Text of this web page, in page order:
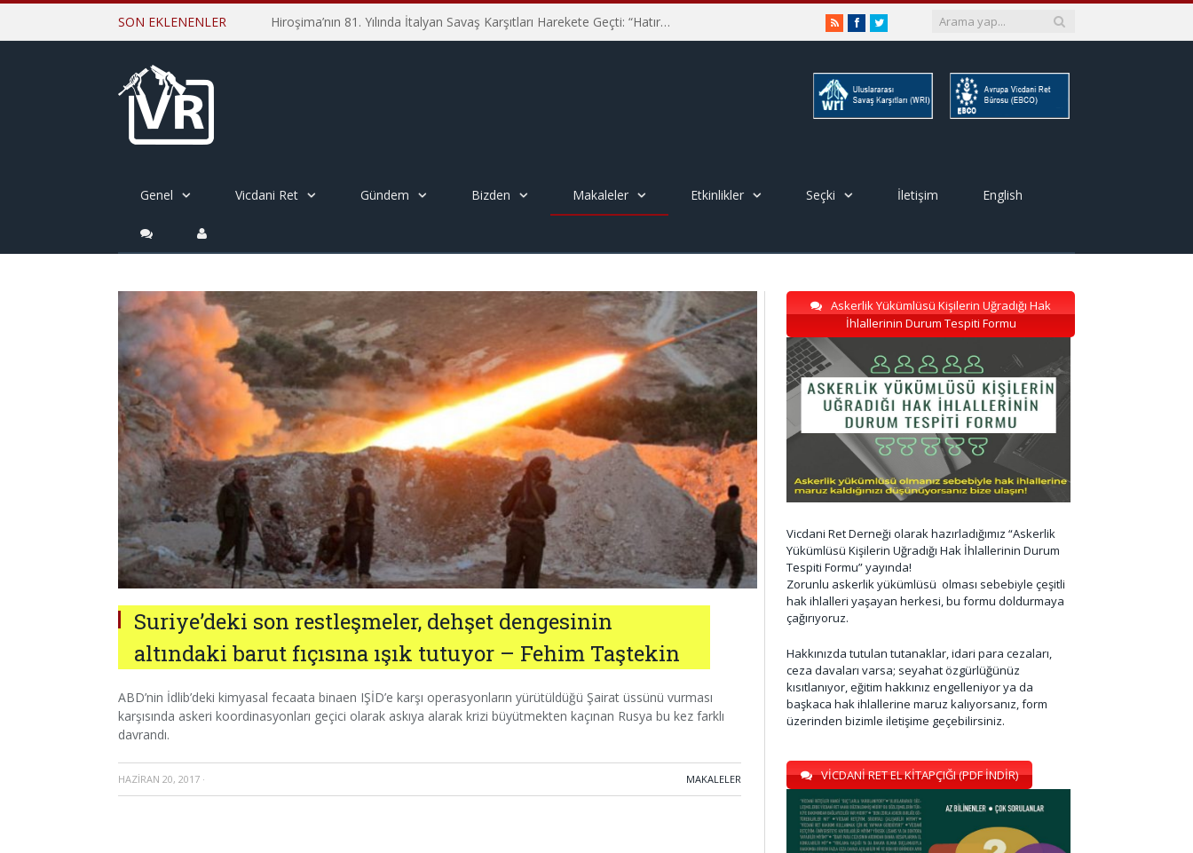
SON EKLENENLER Hiroşima’nın 81. Yılında İtalyan Savaş Karşıtları Harekete Geçti: “Hatırlamak yeterli değil” RSSFacebookTwitter
Genel Vicdani Ret Gündem Bizden Makaleler Etkinlikler Seçki İletişim English
Suriye’deki son restleşmeler, dehşet dengesinin
altındaki barut fıçısına ışık tutuyor – Fehim Taştekin
ABD’nin İdlib’deki kimyasal fecaata binaen IŞİD’e karşı operasyonların yürütüldüğü Şairat üssünü vurması
karşısında askeri koordinasyonları geçici olarak askıya alarak krizi büyütmekten kaçınan Rusya bu kez farklı
davrandı.
HAZIRAN 20, 2017 · MAKALELER
Askerlik Yükümlüsü Kişilerin Uğradığı Hak
İhlallerinin Durum Tespiti Formu
Vicdani Ret Derneği olarak hazırladığımız “Askerlik
Yükümlüsü Kişilerin Uğradığı Hak İhlallerinin Durum
Tespiti Formu” yayında!
Zorunlu askerlik yükümlüsü olması sebebiyle çeşitli
hak ihlalleri yaşayan herkesi, bu formu doldurmaya
çağırıyoruz.
Hakkınızda tutulan tutanaklar, idari para cezaları,
ceza davaları varsa; seyahat özgürlüğünüz
kısıtlanıyor, eğitim hakkınız engelleniyor ya da
başkaca hak ihlallerine maruz kalıyorsanız, form
üzerinden bizimle iletişime geçebilirsiniz.
VİCDANİ RET EL KİTAPÇIĞI (PDF İNDİR)